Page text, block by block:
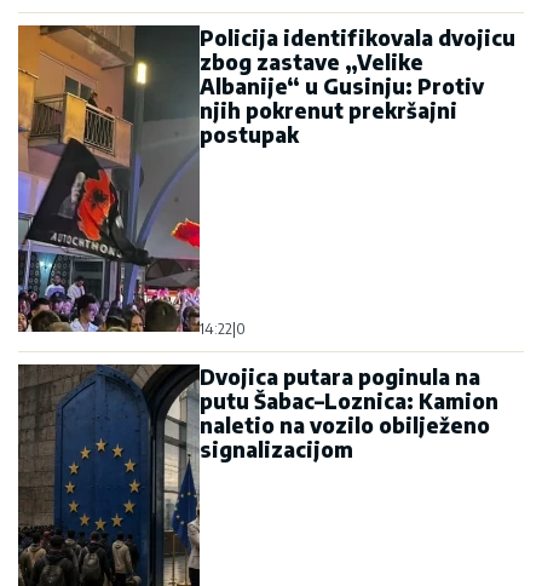
Policija identifikovala dvojicu
zbog zastave „Velike
Albanije“ u Gusinju: Protiv
njih pokrenut prekršajni
postupak
14:22 0
Dvojica putara poginula na
putu Šabac–Loznica: Kamion
naletio na vozilo obilježeno
signalizacijom